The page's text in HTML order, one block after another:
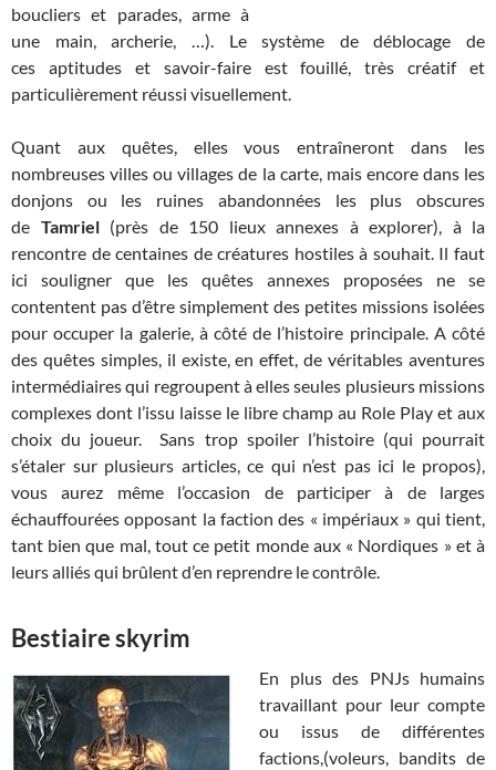
boucliers et parades, arme à
une main, archerie, …). Le système de déblocage de
ces aptitudes et savoir-faire est fouillé, très créatif et
particulièrement réussi visuellement.
Quant aux quêtes, elles vous entraîneront dans les
nombreuses villes ou villages de la carte, mais encore dans les
donjons ou les ruines abandonnées les plus obscures
de Tamriel(près de 150 lieux annexes à explorer), à la
rencontre de centaines de créatures hostiles à souhait. Il faut
ici souligner que les quêtes annexes proposées ne se
contentent pas d’être simplement des petites missions isolées
pour occuper la galerie, à côté de l’histoire principale. A côté
des quêtes simples, il existe, en effet, de véritables aventures
intermédiaires qui regroupent à elles seules plusieurs missions
complexes dont l’issu laisse le libre champ au Role Play et aux
choix du joueur. Sans trop spoiler l’histoire (qui pourrait
s’étaler sur plusieurs articles, ce qui n’est pas ici le propos),
vous aurez même l’occasion de participer à de larges
échauffourées opposant la faction des « impériaux » qui tient,
tant bien que mal, tout ce petit monde aux « Nordiques » et à
leurs alliés qui brûlent d’en reprendre le contrôle.
Bestiaire skyrim
En plus des PNJs humains
travaillant pour leur compte
ou issus de différentes
factions,(voleurs, bandits de